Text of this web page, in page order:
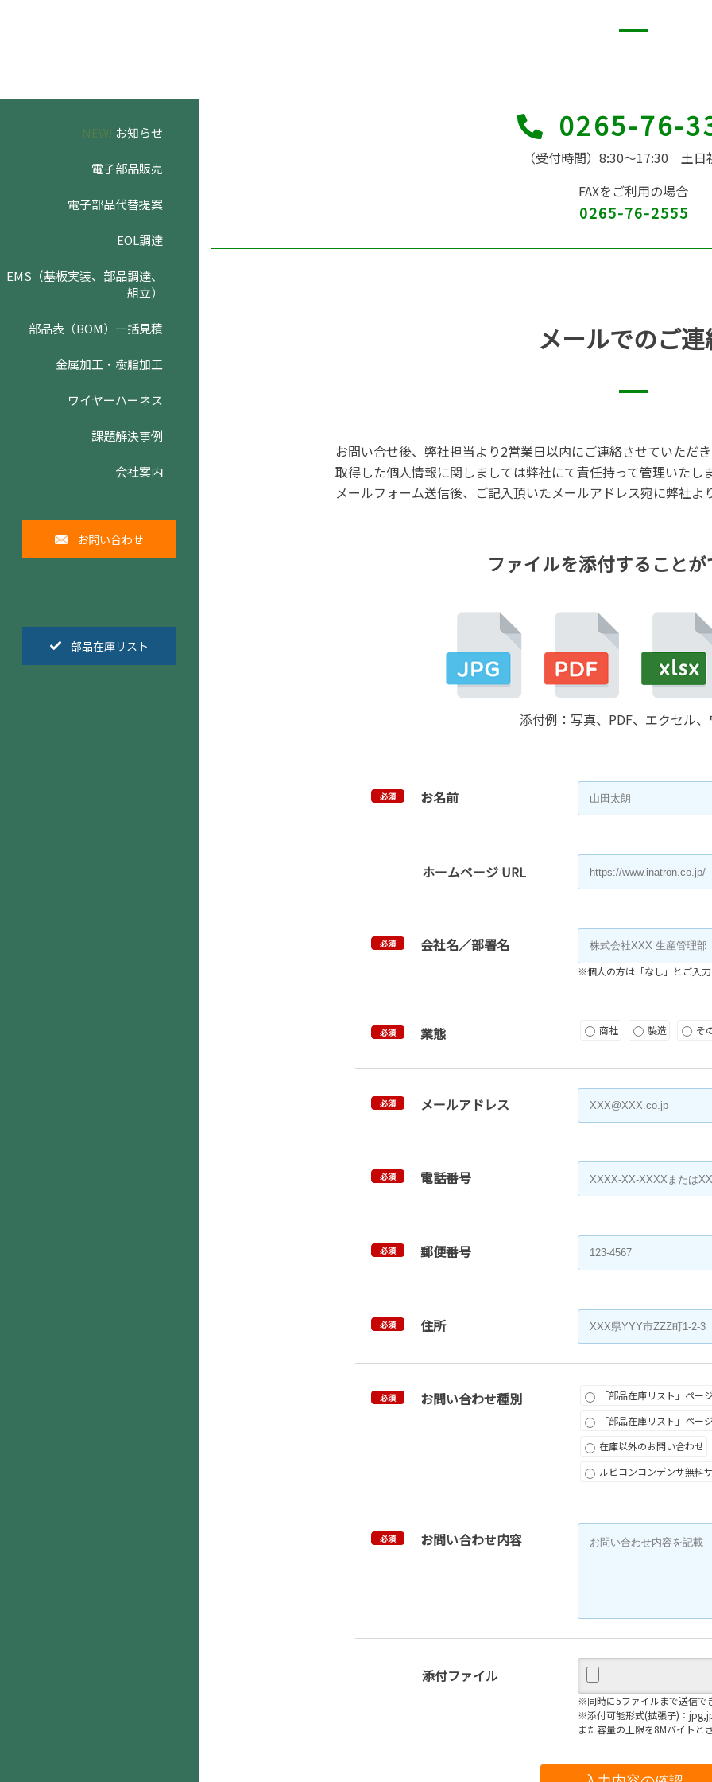
NEW! お知らせ
電子部品販売
電子部品代替提案
EOL調達
EMS（基板実装、部品調達、
組立）
部品表（BOM）一括見積
金属加工・樹脂加工
ワイヤーハーネス
課題解決事例
会社案内
お問い合わせ
部品在庫リスト
0265-76-
（受付時間）8:30～17:30 土日
FAXをご利用の場合
0265-76-2555
メールでのご連
お問い合せ後、弊社担当より2営業日以内にご連絡させていただき
取得した個人情報に関しましては弊社にて責任持って管理いたしま
メールフォーム送信後、ご記入頂いたメールアドレス宛に弊社よ
ファイルを添付すること
添付例：写真、PDF、エクセル、
必須 お名前
ホームページ URL
必須 会社名／部署名
※個人の方は「なし」とご入
必須 業態 商社 製造 そ
必須 メールアドレス
必須 電話番号
必須 郵便番号
必須 住所
必須 お問い合わせ種別
「部品在庫リスト」ペー
「部品在庫リスト」ペー
在庫以外のお問い合わせ
ルビコンコンデンサ無料
必須 お問い合わせ内容
添付ファイル
※同時に5ファイルまで送信で
※添付可能形式(拡張子)：
また容量の上限を8Mバイトと